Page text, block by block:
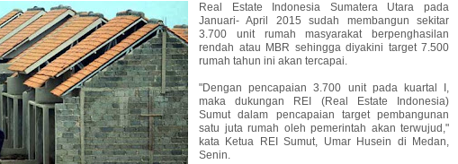
Real Estate Indonesia Sumatera Utara pada
Januari- April 2015 sudah membangun sekitar
3.700 unit rumah masyarakat berpenghasilan
rendah atau MBR sehingga diyakini target 7.500
rumah tahun ini akan tercapai.
"Dengan pencapaian 3.700 unit pada kuartal I,
maka dukungan REI (Real Estate Indonesia)
Sumut dalam pencapaian target pembangunan
satu juta rumah oleh pemerintah akan terwujud,"
kata Ketua REI Sumut, Umar Husein di Medan,
Senin.